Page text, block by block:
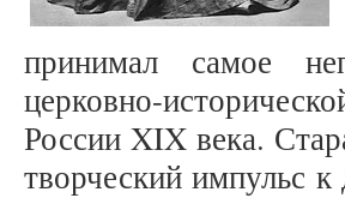
принимал самое
церковно-
России XIX века.
творческий импульс